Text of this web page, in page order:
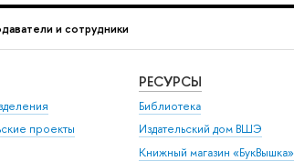
и сотрудники
проекты
РЕСУРСЫ
Библиотека
Издательский дом ВШЭ
Книжный магазин «БукВышка»